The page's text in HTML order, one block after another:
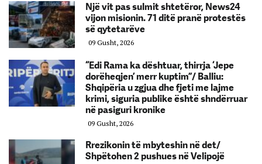
Një vit pas sulmit shtetëror, News24
vijon misionin. 71 ditë pranë protestës
së qytetarëve
09 Gusht, 2026
“Edi Rama ka dështuar, thirrja ‘Jepe
dorëheqjen’ merr kuptim”/ Balliu:
Shqipëria u zgjua dhe fjeti me lajme
krimi, siguria publike është shndërruar
në pasiguri kronike
09 Gusht, 2026
Rrezikonin të mbyteshin në det/
Shpëtohen 2 pushues në Velipojë